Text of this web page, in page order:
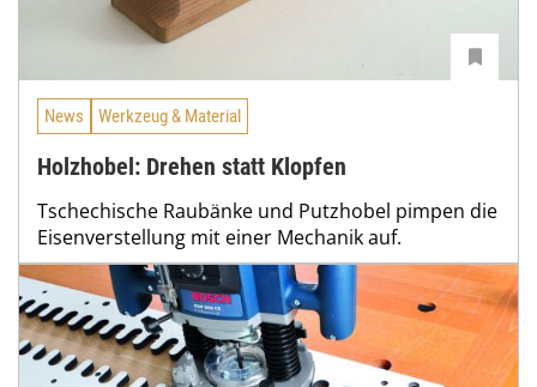
News Werkzeug & Material
Holzhobel: Drehen statt Klopfen
Tschechische Raubänke und Putzhobel pimpen die
Eisenverstellung mit einer Mechanik auf.